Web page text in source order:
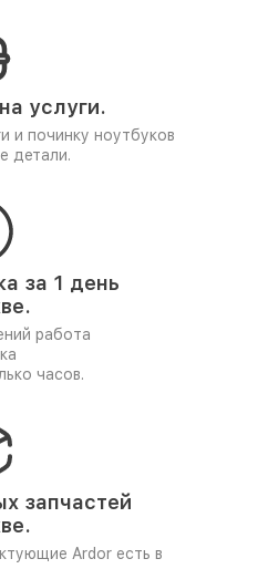
услуги.
и починку ноутбуков
детали.
за 1 день
работа
часов.
запчастей
Ardor есть в